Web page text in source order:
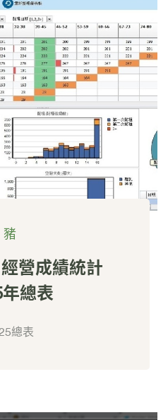
豬
營成績統計
總表
總表